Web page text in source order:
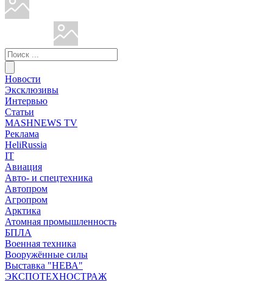
Новости
Эксклюзивы
Интервью
Статьи
MASHNEWS TV
Реклама
HeliRussia
IT
Авиация
Авто- и спецтехника
Автопром
Агропром
Арктика
Атомная промышленность
БПЛА
Военная техника
Вооружённые силы
Выставка "НЕВА"
ЭКСПОТЕХНОСТРАЖ